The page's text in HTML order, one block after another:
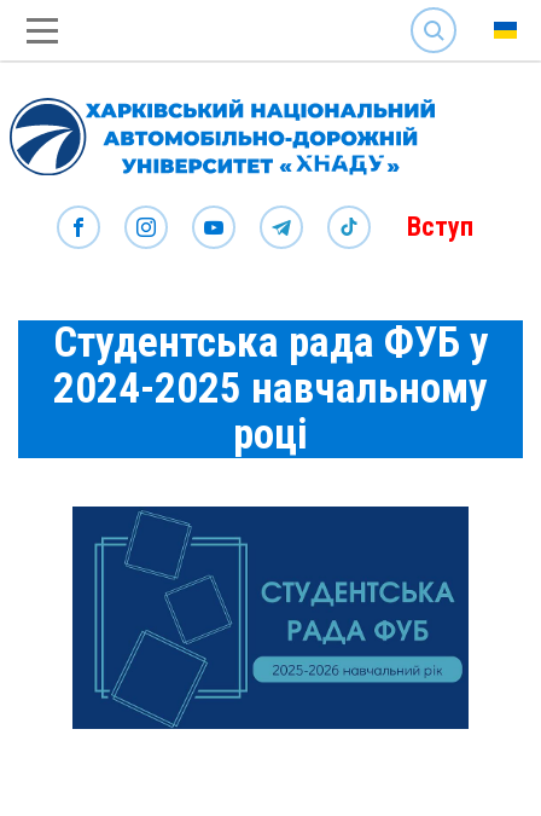
SEARCH
Вступ
Студентська рада ФУБ у
2024-2025 навчальному
році